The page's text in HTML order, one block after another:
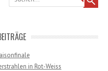
in Rot-Weiss